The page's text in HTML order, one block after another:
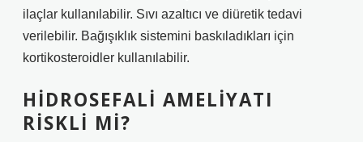
ilaçlar kullanılabilir. Sıvı azaltıcı ve diüretik tedavi
verilebilir. Bağışıklık sistemini baskıladıkları için
kortikosteroidler kullanılabilir.
HIDROSEFALI AMELIYATI
RISKLI MI?